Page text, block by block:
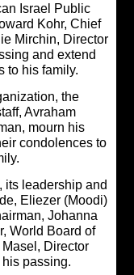
American Israel Public
Howard Kohr,
Leslie Mirchin,
his passing and
to his family.
Organization, the
and staff, Avraham
Chairman, mourn his
their
his family.
– UIA, its leadership
Eliezer
Chairman,
Chair, World Board
Gred Masel, Director
his passing.